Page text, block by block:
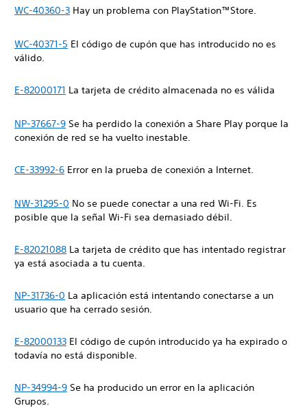
WC-40360-3 Hay un problema con PlayStation™Store.
WC-40371-5 El código de cupón que has introducido no es
válido.
E-82000171 La tarjeta de crédito almacenada no es válida
NP-37667-9 Se ha perdido la conexión a Share Play porque la
conexión de red se ha vuelto inestable.
CE-33992-6 Error en la prueba de conexión a Internet.
NW-31295-0 No se puede conectar a una red Wi-Fi. Es
posible que la señal Wi-Fi sea demasiado débil.
E-82021088 La tarjeta de crédito que has intentado registrar
ya está asociada a tu cuenta.
NP-31736-0 La aplicación está intentando conectarse a un
usuario que ha cerrado sesión.
E-82000133 El código de cupón introducido ya ha expirado o
todavía no está disponible.
NP-34994-9 Se ha producido un error en la aplicación
Grupos.